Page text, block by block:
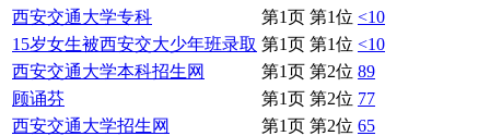
西安交通大学专科
第1页 第1位 <10
15岁女生被西安交大少年班录取 第1页 第1位 <10
西安交通大学本科招生网
第1页 第2位 89
顾诵芬
第1页 第2位 77
西安交通大学招生网
第1页 第2位 65